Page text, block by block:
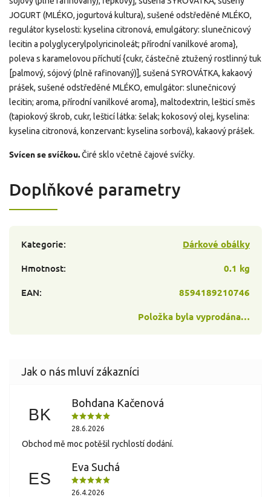
JOGURT (MLÉKO, jogurtová kultura), sušené odstředěné MLÉKO,
regulátor kyselosti: kyselina citronová, emulgátory: slunečnicový
lecitin a polyglycerylpolyricinoleát; přírodní vanilkové aroma},
poleva s karamelovou příchutí {cukr, částečně ztužený rostlinný tuk
[palmový, sójový (plně rafinovaný)], sušená SYROVÁTKA, kakaový
prášek, sušené odstředěné MLÉKO, emulgátor: slunečnicový
lecitin; aroma, přírodní vanilkové aroma}, maltodextrin, lešticí směs
(tapiokový škrob, cukr, lešticí látka: šelak; kokosový olej, kyselina:
kyselina citronová, konzervant: kyselina sorbová), kakaový prášek.
Svícen se svíčkou.Čiré sklo včetně čajové svíčky.
Doplňkové parametry
Kategorie:
Dárkové obálky
Hmotnost:
0.1 kg
EAN:
8594189210746
Položka byla vyprodána…
BK
Bohdana Kačenová
28.6.2026
Obchod mě moc potěšil rychlostí dodání.
ES
Eva Suchá
26.4.2026